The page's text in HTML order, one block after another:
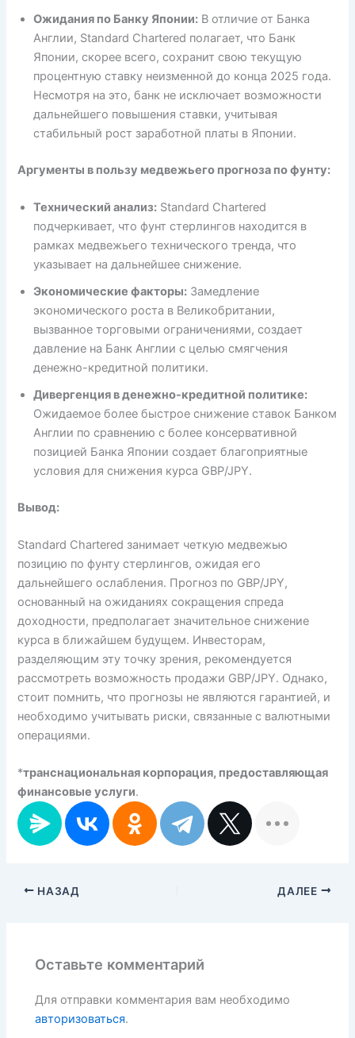
Ожидания по Банку Японии: В отличие от Банка
Англии, Standard Chartered полагает, что Банк
Японии, скорее всего, сохранит свою текущую
процентную ставку неизменной до конца 2025 года.
Несмотря на это, банк не исключает возможности
дальнейшего повышения ставки, учитывая
стабильный рост заработной платы в Японии.
Аргументы в пользу медвежьего прогноза по фунту:
Технический анализ: Standard Chartered
подчеркивает, что фунт стерлингов находится в
рамках медвежьего технического тренда, что
указывает на дальнейшее снижение.
Экономические факторы: Замедление
экономического роста в Великобритании,
вызванное торговыми ограничениями, создает
давление на Банк Англии с целью смягчения
денежно-кредитной политики.
Дивергенция в денежно-кредитной политике:
Ожидаемое более быстрое снижение ставок Банком
Англии по сравнению с более консервативной
позицией Банка Японии создает благоприятные
условия для снижения курса GBP/JPY.
Вывод:
Standard Chartered занимает четкую медвежью
позицию по фунту стерлингов, ожидая его
дальнейшего ослабления. Прогноз по GBP/JPY,
основанный на ожиданиях сокращения спреда
доходности, предполагает значительное снижение
курса в ближайшем будущем. Инвесторам,
разделяющим эту точку зрения, рекомендуется
рассмотреть возможность продажи GBP/JPY. Однако,
стоит помнить, что прогнозы не являются гарантией, и
необходимо учитывать риски, связанные с валютными
операциями.
*транснациональная корпорация, предоставляющая
финансовые услуги.
НАЗАД ДАЛЕЕ
Оставьте комментарий
Для отправки комментария вам необходимо
авторизоваться.